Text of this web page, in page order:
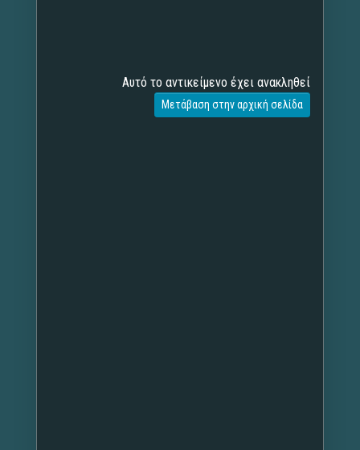
Αυτό το αντικείμενο έχει ανακληθεί
Μετάβαση στην αρχική σελίδα